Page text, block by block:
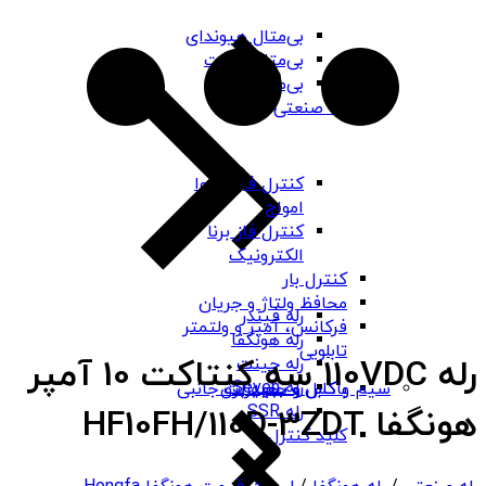
بی‌متال هیوندای
بی‌متال چینت
بی‌متال PNS
رله صنعتی
رله فیندر
رله هونگفا
رله چینت
رله Seven
رله SSR
کلید کنترل
کنترل فاز شیوا
امواج
کنترل فاز برنا
الکترونیک
کنترل بار
محافظ ولتاژ و جریان
فرکانس، آمپر و ولتمتر
تابلویی
باکس و جعبه برق
سیم و کابل و تجهیزات جانبی
رله 110VDC سه کنتاکت 10 آمپر
هونگفا HF10FH/110D-3ZDT